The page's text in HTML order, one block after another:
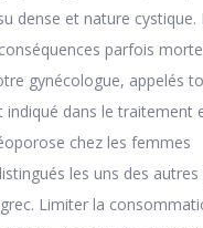
dense et nature cystique.
parfois
gynécologue, appelés
indiqué dans le traitement
chez les femmes
les uns des autres
Limiter la